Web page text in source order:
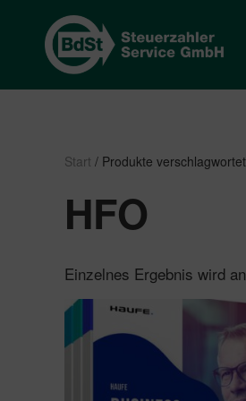
Start / Produkte verschlagwortet
HFO
Einzelnes Ergebnis wird